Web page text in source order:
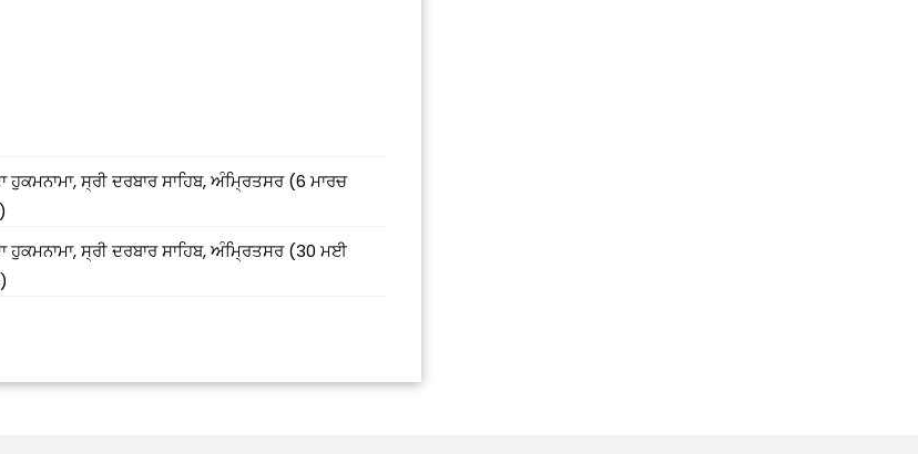
ਹੁਕਮਨਾਮਾ, ਸ੍ਰੀ ਦਰਬਾਰ ਸਾਹਿਬ, ਅੰਮ੍ਰਿਤਸਰ (6 ਮਾਰਚ
ਹੁਕਮਨਾਮਾ, ਸ੍ਰੀ ਦਰਬਾਰ ਸਾਹਿਬ, ਅੰਮ੍ਰਿਤਸਰ (30 ਮਈ